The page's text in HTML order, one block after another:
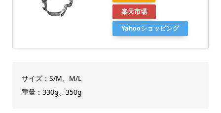
楽天市場
Yahooショッピング
サイズ：S/M、M/L
重量：330g、350g